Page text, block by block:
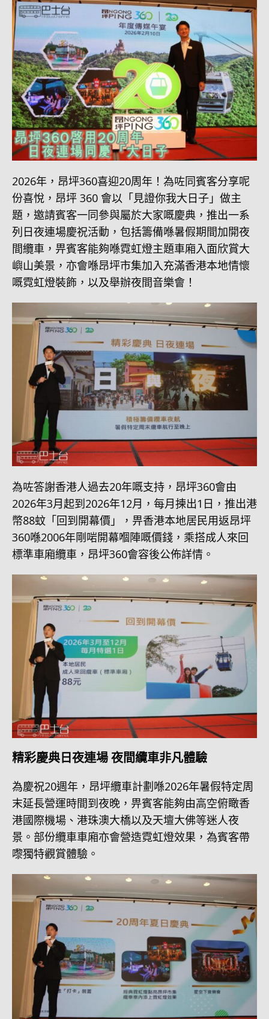
2026年，昂坪360喜迎20周年！為咗同賓客分享呢
份喜悅，昂坪 360 會以「見證你我大日子」做主
題，邀請賓客一同參與屬於大家嘅慶典，推出一系
列日夜連場慶祝活動，包括籌備喺暑假期間加開夜
間纜車，畀賓客能夠喺霓虹燈主題車廂入面欣賞大
嶼山美景，亦會喺昂坪市集加入充滿香港本地情懷
嘅霓虹燈裝飾，以及舉辦夜間音樂會！
為咗答謝香港人過去20年嘅支持，昂坪360會由
2026年3月起到2026年12月，每月揀出1日，推出港
幣88蚊「回到開幕價」，畀香港本地居民用返昂坪
360喺2006年剛啱開幕嗰陣嘅價錢，乘搭成人來回
標準車廂纜車，昂坪360會容後公佈詳情。
精彩慶典日夜連場 夜間纜車非凡體驗
為慶祝20週年，昂坪纜車計劃喺2026年暑假特定周
末延長營運時間到夜晚，畀賓客能夠由高空俯瞰香
港國際機場、港珠澳大橋以及天壇大佛等迷人夜
景。部份纜車車廂亦會營造霓虹燈效果，為賓客帶
嚟獨特觀賞體驗。